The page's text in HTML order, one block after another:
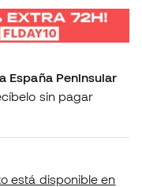
España Peninsular
sin pagar
está disponible en